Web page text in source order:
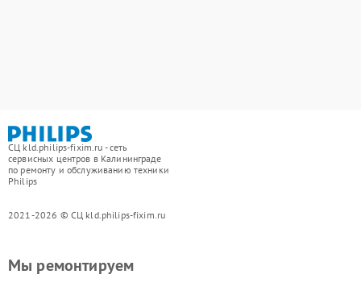
СЦ kld.philips-fixim.ru - сеть
сервисных центров в Калининграде
по ремонту и обслуживанию техники
Philips
2021-2026 © СЦ kld.philips-fixim.ru
Мы ремонтируем